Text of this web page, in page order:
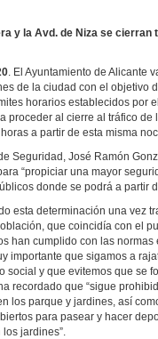
y la Avd. de Niza se cierran
. El Ayuntamiento de Alicante
de la ciudad con el objetivo
horarios establecidos por
proceder al cierre al tráfico
a partir de esta misma
Seguridad, José Ramón
“propiciar una mayor
donde se podrá a partir
esta determinación una vez
que coincidía con el
han cumplido con las
importante que sigamos a
social y que evitemos que se
recordado que “sigue
los parque y jardines, así
para pasear y hacer
jardines”.